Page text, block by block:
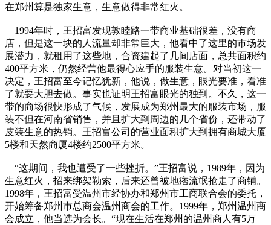
在郑州算是独家生意，生意做得非常红火。
1994年时，王招富发现敦睦路一带商业基础很差，没有商
店，但是这一块的人流量却非常巨大，他看中了这里的市场发
展潜力，就租用了这些地，合资建起了几间店面，总共面积约
400平方米，仍然经营他最得心应手的服装生意。对当初这一
决定，王招富至今记忆犹新，他说，做生意，眼光要准，看准
了就要大胆去做。事实也证明王招富眼光的独到。不久，这一
带的商场很快形成了气候，发展成为郑州最大的服装市场，服
装不但在河南省销售，并且扩大到周边的几个省份，还带动了
皮装生意的热销。王招富公司的营业面积扩大到拥有商城大厦
5楼和天然商厦4楼约2500平方米。
“这期间，我也遭受了一些挫折。”王招富说，1989年，因为
生意红火，招来绑架勒索，后来还曾被地痞流氓抢走了商铺。
1998年，王招富受温州市经协办和郑州市工商联合会的委托，
开始筹备郑州市总商会温州商会的工作。1999年，郑州温州商
会成立，他当选为会长。“现在生活在郑州的温州商人有5万